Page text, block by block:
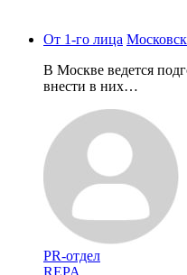
От 1-го лица
В Москве ведется
внести в них…
PR-отдел
REPA